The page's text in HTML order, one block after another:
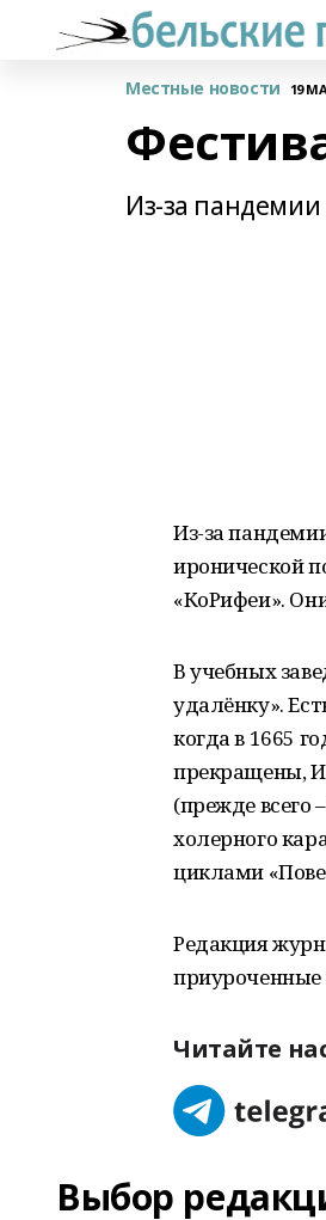
Местные новости 19
Из-за пандемии
Из-за
иронической
«КоРифеи».
В учебных
удалёнку».
когда в 1665
прекращены,
(прежде всего
холерного
циклами
Редакция
приуроченные
Читайте
Выбор